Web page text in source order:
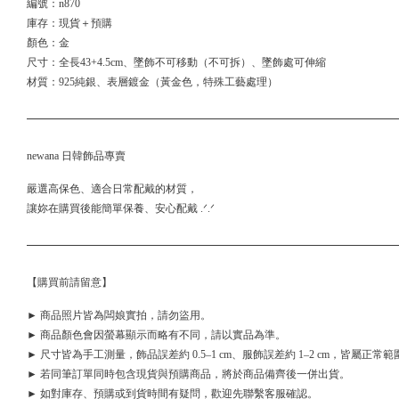
編號：n870
庫存：現貨＋預購
顏色：金
尺寸：全長43+4.5cm、墜飾不可移動（不可拆）、墜飾處可伸縮
材質：925純銀、表層鍍金（黃金色，特殊工藝處理）
newana 日韓飾品專賣
嚴選高保色、適合日常配戴的材質，
讓妳在購買後能簡單保養、安心配戴 .ᐟ.ᐟ
【購買前請留意】
► 商品照片皆為闆娘實拍，請勿盜用。
► 商品顏色會因螢幕顯示而略有不同，請以實品為準。
► 尺寸皆為手工測量，飾品誤差約 0.5–1 cm、服飾誤差約 1–2 cm，皆屬正常範
► 若同筆訂單同時包含現貨與預購商品，將於商品備齊後一併出貨。
► 如對庫存、預購或到貨時間有疑問，歡迎先聯繫客服確認。